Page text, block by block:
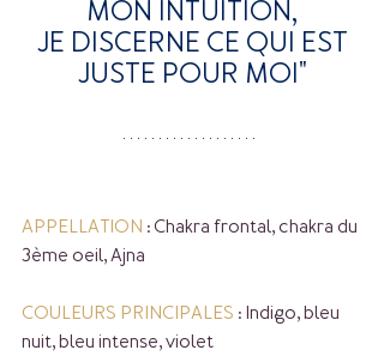
MON INTUITION,
JUSTE POUR MOI"
APPELLATION : Chakra frontal, chakra du
3ème oeil, Ajna
COULEURS PRINCIPALES : Indigo, bleu
nuit, bleu intense, violet